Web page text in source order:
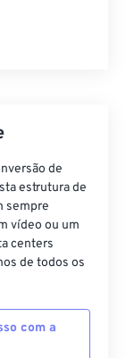
de
estrutura de
sempre
vídeo ou um
centers
de todos os
com a